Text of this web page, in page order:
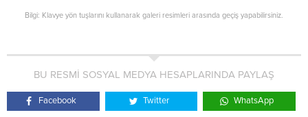
Bilgi: Klavye yön tuşlarını kullanarak galeri resimleri arasında geçiş yapabilirsiniz.
BU RESMİ SOSYAL MEDYA HESAPLARINDA PAYLAŞ
Facebook Twitter WhatsApp